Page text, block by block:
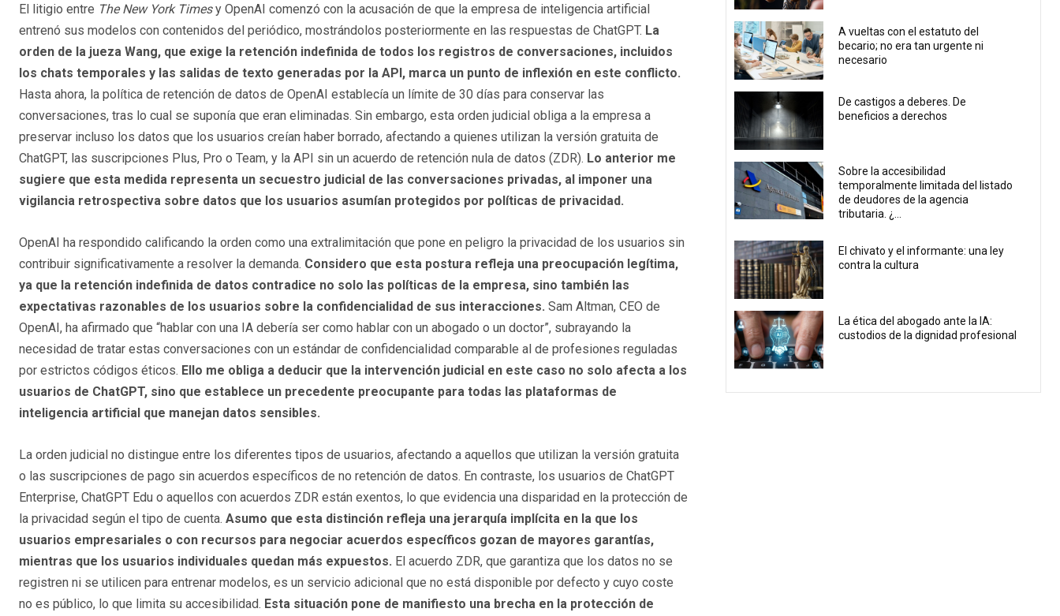
El litigio entre The New York Timesy OpenAI comenzó con la acusación de que la empresa de inteligencia artificial
entrenó sus modelos con contenidos del periódico, mostrándolos posteriormente en las respuestas de ChatGPT. La
orden de la jueza Wang, que exige la retención indefinida de todos los registros de conversaciones, incluidos
los chats temporales y las salidas de texto generadas por la API, marca un punto de inflexión en este conflicto.
Hasta ahora, la política de retención de datos de OpenAI establecía un límite de 30 días para conservar las
conversaciones, tras lo cual se suponía que eran eliminadas. Sin embargo, esta orden judicial obliga a la empresa a
preservar incluso los datos que los usuarios creían haber borrado, afectando a quienes utilizan la versión gratuita de
ChatGPT, las suscripciones Plus, Pro o Team, y la API sin un acuerdo de retención nula de datos (ZDR). Lo anterior me
sugiere que esta medida representa un secuestro judicial de las conversaciones privadas, al imponer una
vigilancia retrospectiva sobre datos que los usuarios asumían protegidos por políticas de privacidad.
OpenAI ha respondido calificando la orden como una extralimitación que pone en peligro la privacidad de los usuarios sin
contribuir significativamente a resolver la demanda. Considero que esta postura refleja una preocupación legítima,
ya que la retención indefinida de datos contradice no solo las políticas de la empresa, sino también las
expectativas razonables de los usuarios sobre la confidencialidad de sus interacciones. Sam Altman, CEO de
OpenAI, ha afirmado que “hablar con una IA debería ser como hablar con un abogado o un doctor”, subrayando la
necesidad de tratar estas conversaciones con un estándar de confidencialidad comparable al de profesiones reguladas
por estrictos códigos éticos. Ello me obliga a deducir que la intervención judicial en este caso no solo afecta a los
usuarios de ChatGPT, sino que establece un precedente preocupante para todas las plataformas de
inteligencia artificial que manejan datos sensibles.
La orden judicial no distingue entre los diferentes tipos de usuarios, afectando a aquellos que utilizan la versión gratuita
o las suscripciones de pago sin acuerdos específicos de no retención de datos. En contraste, los usuarios de ChatGPT
Enterprise, ChatGPT Edu o aquellos con acuerdos ZDR están exentos, lo que evidencia una disparidad en la protección de
la privacidad según el tipo de cuenta. Asumo que esta distinción refleja una jerarquía implícita en la que los
usuarios empresariales o con recursos para negociar acuerdos específicos gozan de mayores garantías,
mientras que los usuarios individuales quedan más expuestos. El acuerdo ZDR, que garantiza que los datos no se
registren ni se utilicen para entrenar modelos, es un servicio adicional que no está disponible por defecto y cuyo coste
no es público, lo que limita su accesibilidad. Esta situación pone de manifiesto una brecha en la protección de
A vueltas con el estatuto del
becario; no era tan urgente ni
necesario
De castigos a deberes. De
beneficios a derechos
Sobre la accesibilidad
temporalmente limitada del listado
de deudores de la agencia
tributaria. ¿...
El chivato y el informante: una ley
contra la cultura
La ética del abogado ante la IA:
custodios de la dignidad profesional